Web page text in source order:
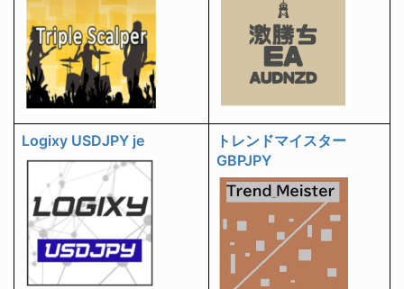
Logixy USDJPY je
トレンドマイスター
GBPJPY